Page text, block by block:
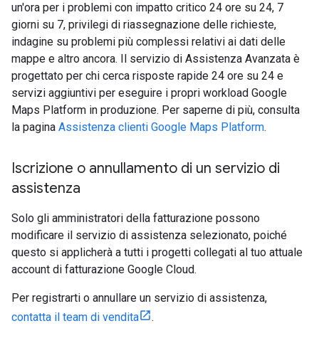
un'ora per i problemi con impatto critico 24 ore su 24, 7
giorni su 7, privilegi di riassegnazione delle richieste,
indagine su problemi più complessi relativi ai dati delle
mappe e altro ancora. Il servizio di Assistenza Avanzata è
progettato per chi cerca risposte rapide 24 ore su 24 e
servizi aggiuntivi per eseguire i propri workload Google
Maps Platform in produzione. Per saperne di più, consulta
la pagina Assistenza clienti Google Maps Platform.
Iscrizione o annullamento di un servizio di
assistenza
Solo gli amministratori della fatturazione possono
modificare il servizio di assistenza selezionato, poiché
questo si applicherà a tutti i progetti collegati al tuo attuale
account di fatturazione Google Cloud.
Per registrarti o annullare un servizio di assistenza,
contatta il team di vendita
.